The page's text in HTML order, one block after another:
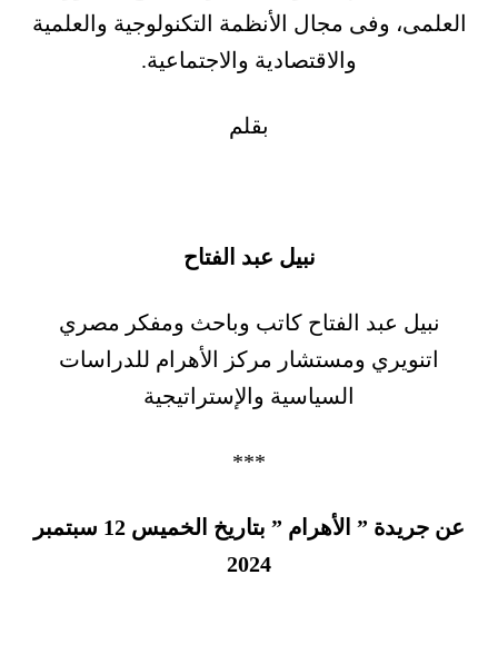
العلمى، وفى مجال الأنظمة التكنولوجية والعلمية
والاقتصادية والاجتماعية.
بقلم
نبيل عبد الفتاح
نبيل عبد الفتاح كاتب وباحث ومفكر مصري
اتنويري ومستشار مركز الأهرام للدراسات
السياسية والإستراتيجية
***
عن جريدة ” الأهرام ” بتاريخ الخميس 12 سبتمبر
2024